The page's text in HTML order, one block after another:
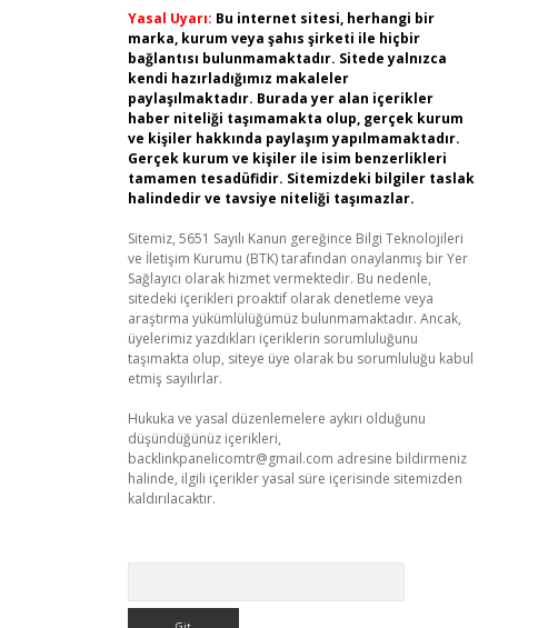
Yasal Uyarı: Bu internet sitesi, herhangi bir
marka, kurum veya şahıs şirketi ile hiçbir
bağlantısı bulunmamaktadır. Sitede yalnızca
kendi hazırladığımız makaleler
paylaşılmaktadır. Burada yer alan içerikler
haber niteliği taşımamakta olup, gerçek kurum
ve kişiler hakkında paylaşım yapılmamaktadır.
Gerçek kurum ve kişiler ile isim benzerlikleri
tamamen tesadüfidir. Sitemizdeki bilgiler taslak
halindedir ve tavsiye niteliği taşımazlar.
Sitemiz, 5651 Sayılı Kanun gereğince Bilgi Teknolojileri
ve İletişim Kurumu (BTK) tarafından onaylanmış bir Yer
Sağlayıcı olarak hizmet vermektedir. Bu nedenle,
sitedeki içerikleri proaktif olarak denetleme veya
araştırma yükümlülüğümüz bulunmamaktadır. Ancak,
üyelerimiz yazdıkları içeriklerin sorumluluğunu
taşımakta olup, siteye üye olarak bu sorumluluğu kabul
etmiş sayılırlar.
Hukuka ve yasal düzenlemelere aykırı olduğunu
düşündüğünüz içerikleri,
backlinkpanelicomtr@gmail.com adresine bildirmeniz
halinde, ilgili içerikler yasal süre içerisinde sitemizden
kaldırılacaktır.